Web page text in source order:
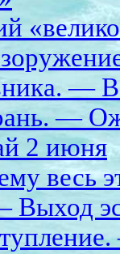
—
—
2 июня
весь
Выход